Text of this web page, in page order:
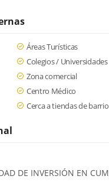
Áreas Turísticas
Colegios / Universidades
Zona comercial
Centro Médico
Cerca a tiendas de barrio
DE INVERSIÓN EN